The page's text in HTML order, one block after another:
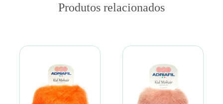
Produtos relacionados